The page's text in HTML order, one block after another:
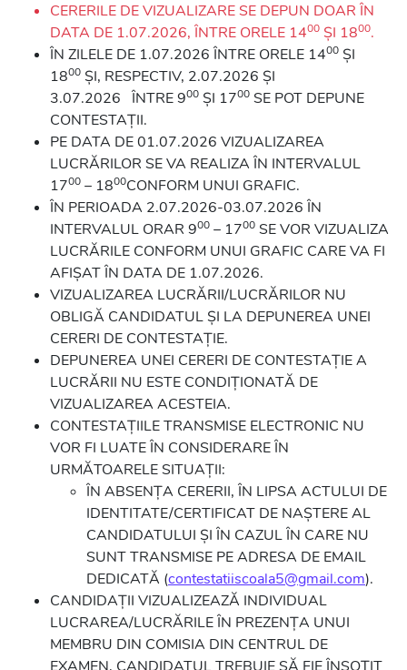
CERERILE DE VIZUALIZARE SE DEPUN DOAR ÎN
DATA DE 1.07.2026, ÎNTRE ORELE 1400 ȘI 1800.
ÎN ZILELE DE 1.07.2026 ÎNTRE ORELE 1400 ȘI
1800 ȘI, RESPECTIV, 2.07.2026 ȘI
3.07.2026 ÎNTRE 900 ȘI 1700 SE POT DEPUNE
CONTESTAȚII.
PE DATA DE 01.07.2026 VIZUALIZAREA
LUCRĂRILOR SE VA REALIZA ÎN INTERVALUL
1700 – 1800CONFORM UNUI GRAFIC.
ÎN PERIOADA 2.07.2026-03.07.2026 ÎN
INTERVALUL ORAR 900 – 1700 SE VOR VIZUALIZA
LUCRĂRILE CONFORM UNUI GRAFIC CARE VA FI
AFIȘAT ÎN DATA DE 1.07.2026.
VIZUALIZAREA LUCRĂRII/LUCRĂRILOR NU
OBLIGĂ CANDIDATUL ȘI LA DEPUNEREA UNEI
CERERI DE CONTESTAȚIE.
DEPUNEREA UNEI CERERI DE CONTESTAȚIE A
LUCRĂRII NU ESTE CONDIȚIONATĂ DE
VIZUALIZAREA ACESTEIA.
CONTESTAȚIILE TRANSMISE ELECTRONIC NU
VOR FI LUATE ÎN CONSIDERARE ÎN
URMĂTOARELE SITUAȚII:
ÎN ABSENȚA CERERII, ÎN LIPSA ACTULUI DE
IDENTITATE/CERTIFICAT DE NAȘTERE AL
CANDIDATULUI ȘI ÎN CAZUL ÎN CARE NU
SUNT TRANSMISE PE ADRESA DE EMAIL
DEDICATĂ (contestatiiscoala5@gmail.com).
CANDIDAȚII VIZUALIZEAZĂ INDIVIDUAL
LUCRAREA/LUCRĂRILE ÎN PREZENȚA UNUI
MEMBRU DIN COMISIA DIN CENTRUL DE